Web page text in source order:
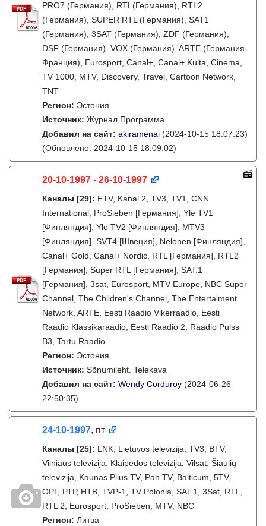
PRO7 (Германия), RTL(Германия), RTL2
(Германия), SUPER RTL (Германия), SAT1
(Германия), 3SAT (Германия), ZDF (Германия),
DSF (Германия), VOX (Германия), ARTE (Германия-
Франция), Eurosport, Canal+, Canal+ Kulta, Cinema,
TV 1000, MTV, Discovery, Travel, Cartoon Network,
TNT
Регион: Эстония
Источник: Журнал Программа
Добавил на сайт: akiramenai (2024-10-15 18:07:23)
(Обновлено: 2024-10-15 18:09:02)
20-10-1997 - 26-10-1997
Каналы [29]: ETV, Kanal 2, TV3, TV1, CNN
International, ProSieben [Германия], Yle TV1
[Финляндия], Yle TV2 [Финляндия], MTV3
[Финляндия], SVT4 [Швеция], Nelonen [Финляндия],
Canal+ Gold, Canal+ Nordic, RTL [Германия], RTL2
[Германия], Super RTL [Германия], SAT.1
[Германия], 3sat, Eurosport, MTV Europe, NBC Super
Channel, The Children's Channel, The Entertaiment
Network, ARTE, Eesti Raadio Vikerraadio, Eesti
Raadio Klassikaraadio, Eesti Raadio 2, Raadio Pulss
B3, Tartu Raadio
Регион: Эстония
Источник: Sõnumileht. Telekava
Добавил на сайт: Wendy Corduroy (2024-06-26
22:50:35)
24-10-1997, пт
Каналы [25]: LNK, Lietuvos televizija, TV3, BTV,
Vilniaus televizija, Klaipėdos televizija, Vilsat, Šiaulių
televizija, Kaunas Plius TV, Pan TV, Balticum, 5TV,
ОРТ, РТР, НТВ, TVP-1, TV Polonia, SAT.1, 3Sat, RTL,
RTL 2, Eurosport, ProSieben, MTV, NBC
Регион: Литва